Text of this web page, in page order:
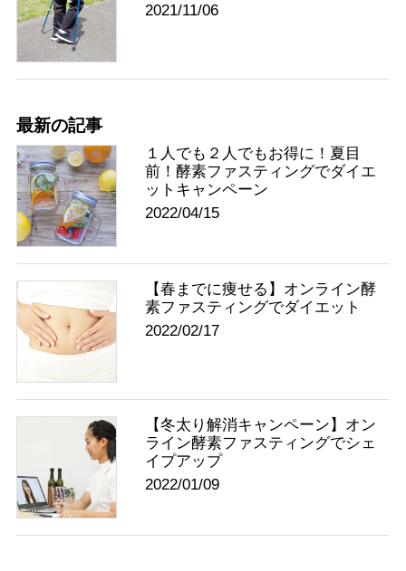
2021/11/06
最新の記事
１人でも２人でもお得に！夏目
前！酵素ファスティングでダイエ
ットキャンペーン
2022/04/15
【春までに痩せる】オンライン酵
素ファスティングでダイエット
2022/02/17
【冬太り解消キャンペーン】オン
ライン酵素ファスティングでシェ
イプアップ
2022/01/09